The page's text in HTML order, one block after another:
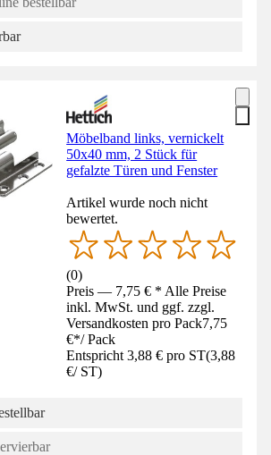
Möbelband links, vernickelt
50x40 mm, 2 Stück für
gefalzte Türen und Fenster
Artikel wurde noch nicht
bewertet.
(0)
Preis — 7,75 € * Alle Preise
inkl. MwSt. und ggf. zzgl.
Versandkosten pro Pack7,75
€*/ Pack
Entspricht 3,88 € pro ST(3,88
€/ ST)